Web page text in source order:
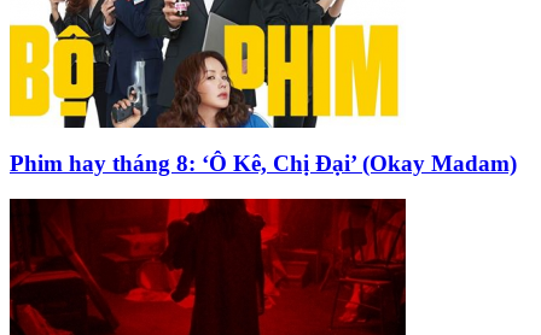
Phim hay tháng 8: ‘Ô Kê, Chị Đại’ (Okay Madam)